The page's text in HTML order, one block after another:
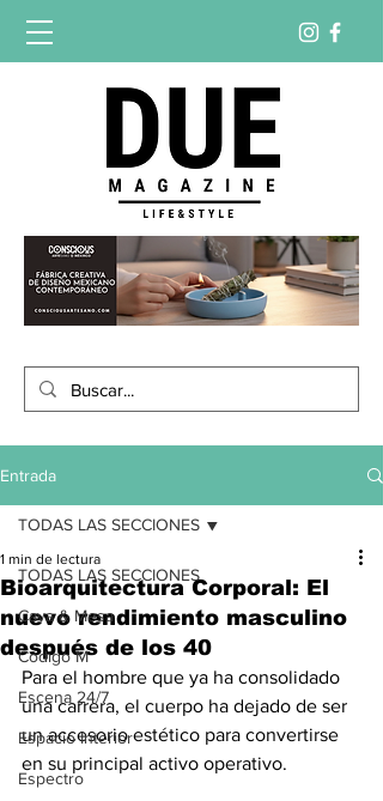
Entrada
TODAS LAS SECCIONES
Cava & Mesa
Código M
Escena 24/7
Espacio Interior
Espectro
TODAS LAS SECCIONES
Bioarquitectura Corporal: El
nuevo rendimiento masculino
después de los 40
1 min de lectura
Para el hombre que ya ha consolidado
una carrera, el cuerpo ha dejado de ser
un accesorio estético para convertirse
en su principal activo operativo.